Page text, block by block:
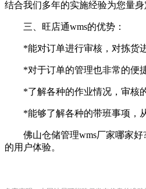
结合我们多年的实施经验为您量
三、旺店通wms的优势：
*能对订单进行审核，对拣货进
*对于订单的管理也非常的便捷
*了解各种的作业情况，审核的
*能够了解各种的带班事项，从
佛山仓储管理wms厂家哪家好?
的用户体验。